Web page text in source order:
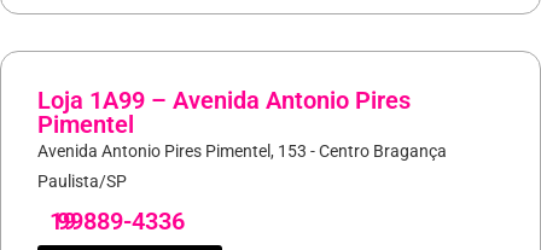
Loja 1A99 – Avenida Antonio Pires
Pimentel
Avenida Antonio Pires Pimentel, 153 - Centro Bragança
Paulista/SP
19
99889-4336